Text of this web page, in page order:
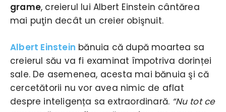
grame, creierul lui Albert Einstein cântărea
mai puţin decât un creier obişnuit.
Albert Einstein bănuia că după moartea sa
creierul său va fi examinat împotriva dorinței
sale. De asemenea, acesta mai bănuia şi că
cercetătorii nu vor avea nimic de aflat
despre inteligența sa extraordinară. “Nu tot ce